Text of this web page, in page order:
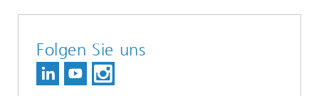
Folgen Sie uns